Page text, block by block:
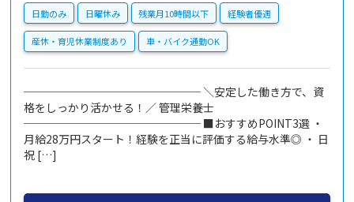
日勤のみ 日曜休み 残業月10時間以下 経験者優遇
産休・育児休業制度あり 車・バイク通勤OK
──────────────── ＼安定した働き方で、資
格をしっかり活かせる！／ 管理栄養士
──────────────── ■おすすめPOINT3選 ・
月給28万円スタート！経験を正当に評価する給与水準◎ ・ 日
祝 […]